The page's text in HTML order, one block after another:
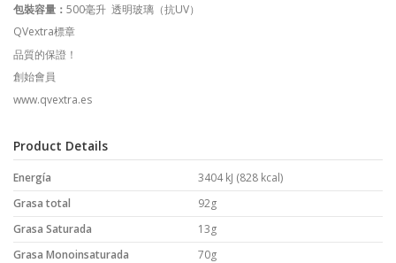
包裝容量： 500毫升 透明玻璃（抗UV）
QVextra標章
品質的保證！
創始會員
www.qvextra.es
Product Details
Energía
3404 kJ (828 kcal)
Grasa total
92g
Grasa Saturada
13g
Grasa Monoinsaturada
70g